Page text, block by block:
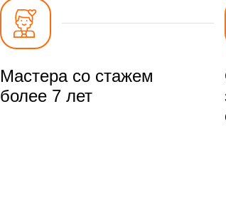
Мастера со стажем
более 7 лет